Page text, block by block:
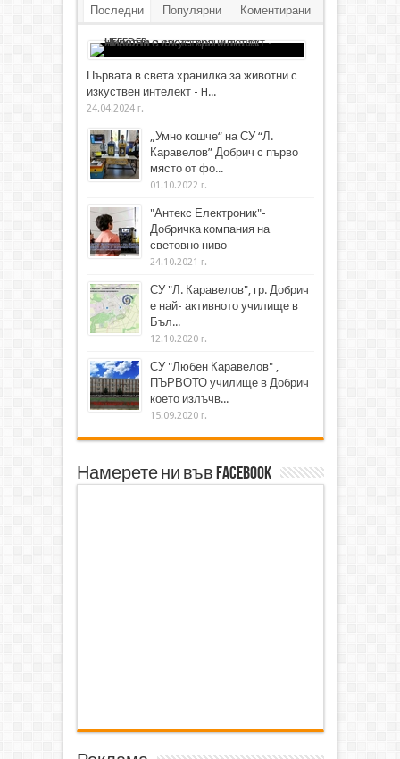
Последни Популярни Коментирани
Първата в света хранилка за животни с
изкуствен интелект - H...
24.04.2024 г.
„Умно кошче“ на СУ “Л.
Каравелов” Добрич с първо
място от фо...
01.10.2022 г.
"Антекс Електроник"-
Добричка компания на
световно ниво
24.10.2021 г.
СУ "Л. Каравелов", гр. Добрич
е най- активното училище в
Бъл...
12.10.2020 г.
СУ "Любен Каравелов" ,
ПЪРВОТО училище в Добрич
което излъчв...
15.09.2020 г.
Намерете ни във Facebook